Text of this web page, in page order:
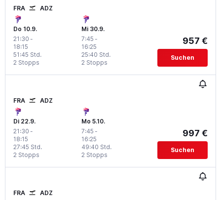
FRA ADZ
Do 10.9.
21:30 -
18:15
2 Stopps
51:45 Std.
Mi 30.9.
7:45 -
16:25
2 Stopps
25:40 Std.
957 €
Suchen
FRA ADZ
Di 22.9.
21:30 -
18:15
2 Stopps
27:45 Std.
Mo 5.10.
7:45 -
16:25
2 Stopps
49:40 Std.
997 €
Suchen
FRA ADZ